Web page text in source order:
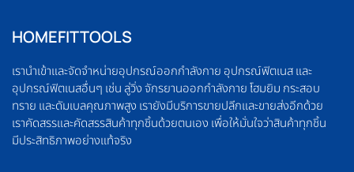
HOMEFITTOOLS
เรานำเข้าและจัดจำหน่ายอุปกรณ์ออกกำลังกาย อุปกรณ์ฟิตเนส และ
อุปกรณ์ฟิตเนสอื่นๆ เช่น ลู่วิ่ง จักรยานออกกำลังกาย โฮมยิม กระสอบ
ทราย และดัมเบลคุณภาพสูง เรายังมีบริการขายปลีกและขายส่งอีกด้วย
เราคัดสรรและคัดสรรสินค้าทุกชิ้นด้วยตนเอง เพื่อให้มั่นใจว่าสินค้าทุกชิ้น
มีประสิทธิภาพอย่างแท้จริง